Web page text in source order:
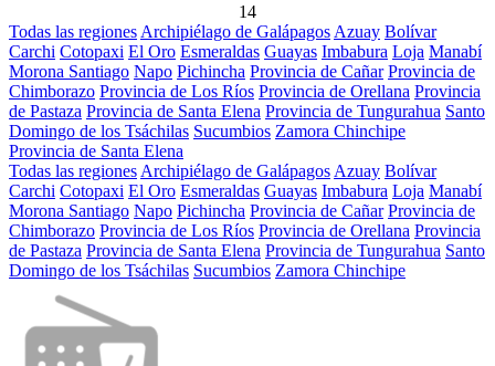
14
Todas las regiones Archipiélago de Galápagos Azuay Bolívar
Carchi Cotopaxi El Oro Esmeraldas Guayas Imbabura Loja Manabí
Morona Santiago Napo Pichincha Provincia de Cañar Provincia de
Chimborazo Provincia de Los Ríos Provincia de Orellana Provincia
de Pastaza Provincia de Santa Elena Provincia de Tungurahua Santo
Domingo de los Tsáchilas Sucumbios Zamora Chinchipe
Provincia de Santa Elena
Todas las regiones Archipiélago de Galápagos Azuay Bolívar
Carchi Cotopaxi El Oro Esmeraldas Guayas Imbabura Loja Manabí
Morona Santiago Napo Pichincha Provincia de Cañar Provincia de
Chimborazo Provincia de Los Ríos Provincia de Orellana Provincia
de Pastaza Provincia de Santa Elena Provincia de Tungurahua Santo
Domingo de los Tsáchilas Sucumbios Zamora Chinchipe